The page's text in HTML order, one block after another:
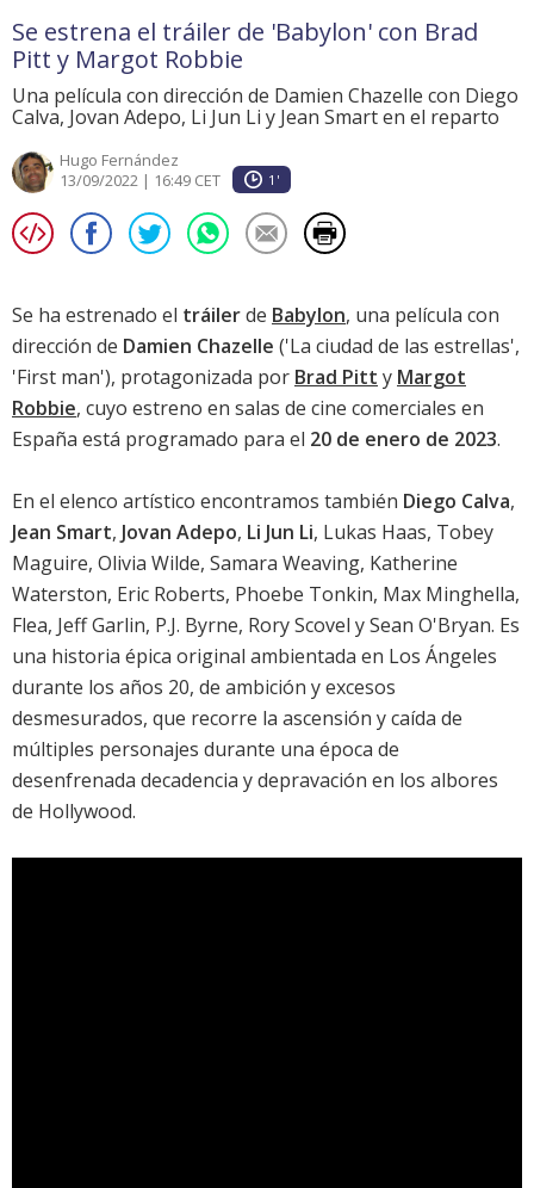
Se estrena el tráiler de 'Babylon' con Brad
Pitt y Margot Robbie
Una película con dirección de Damien Chazelle con Diego
Calva, Jovan Adepo, Li Jun Li y Jean Smart en el reparto
Hugo Fernández
13/09/2022 | 16:49 CET
1'
Se ha estrenado el tráilerde Babylon, una película con
dirección de Damien Chazelle ('La ciudad de las estrellas',
'First man'), protagonizada por Brad Pitt y Margot
Robbie, cuyo estreno en salas de cine comerciales en
España está programado para el 20 de enero de 2023.
En el elenco artístico encontramos también Diego Calva,
Jean Smart, Jovan Adepo, Li Jun Li, Lukas Haas, Tobey
Maguire, Olivia Wilde, Samara Weaving, Katherine
Waterston, Eric Roberts, Phoebe Tonkin, Max Minghella,
Flea, Jeff Garlin, P.J. Byrne, Rory Scovel ySean O'Bryan. Es
una historia épica original ambientada en Los Ángeles
durante los años 20, de ambición y excesos
desmesurados, que recorre la ascensión y caída de
múltiples personajes durante una época de
desenfrenada decadencia y depravación en los albores
de Hollywood.